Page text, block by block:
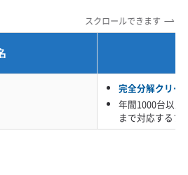
抗菌 消臭処理 防汚コーティング
スクロールできます
完全分解クリー
年間1000台以上
まで対応するプ